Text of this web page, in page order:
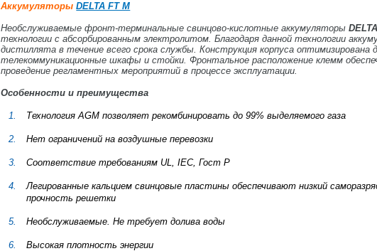
АккумуляторыDELTA FT M
Необслуживаемые фронт-терминальные свинцово-кислотные аккумуляторы
технологии с абсорбированным электролитом. Благодаря данной технологии
дистиллята в течение всего срока службы. Конструкция корпуса оптимизирована
телекоммуникационные шкафы и стойки. Фронтальное расположение клемм
проведение регламентных мероприятий в процессе эксплуатации.
Особенности и преимущества
Технология AGM позволяет рекомбинировать до 99% выделяемого газа
Нет ограничений на воздушные перевозки
Соответствие требованиям UL, IEC, Гост Р
Легированные кальцием свинцовые пластины обеспечивают низкий
прочность решетки
Необслуживаемые. Не требует долива воды
Высокая плотность энергии